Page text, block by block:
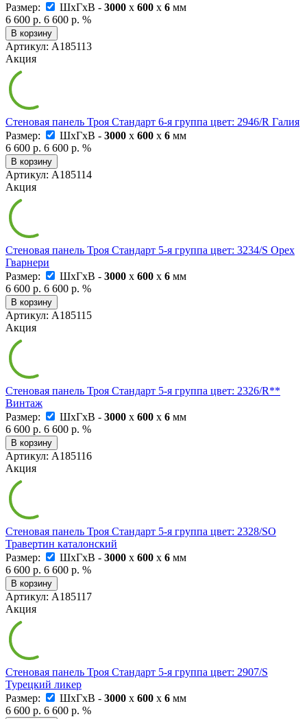
Размер:
ШxГxВ - 3000 x 600 x 6 мм
6 600 р. 6 600 р. %
В корзину
Артикул: А185113
Акция
Стеновая панель Троя Стандарт 6-я группа цвет: 2946/R Галия
Размер:
ШxГxВ - 3000 x 600 x 6 мм
6 600 р. 6 600 р. %
В корзину
Артикул: А185114
Акция
Стеновая панель Троя Стандарт 5-я группа цвет: 3234/S Орех
Гварнери
Размер:
ШxГxВ - 3000 x 600 x 6 мм
6 600 р. 6 600 р. %
В корзину
Артикул: А185115
Акция
Стеновая панель Троя Стандарт 5-я группа цвет: 2326/R**
Винтаж
Размер:
ШxГxВ - 3000 x 600 x 6 мм
6 600 р. 6 600 р. %
В корзину
Артикул: А185116
Акция
Стеновая панель Троя Стандарт 5-я группа цвет: 2328/SO
Травертин каталонский
Размер:
ШxГxВ - 3000 x 600 x 6 мм
6 600 р. 6 600 р. %
В корзину
Артикул: А185117
Акция
Стеновая панель Троя Стандарт 5-я группа цвет: 2907/S
Турецкий ликер
Размер:
ШxГxВ - 3000 x 600 x 6 мм
6 600 р. 6 600 р. %